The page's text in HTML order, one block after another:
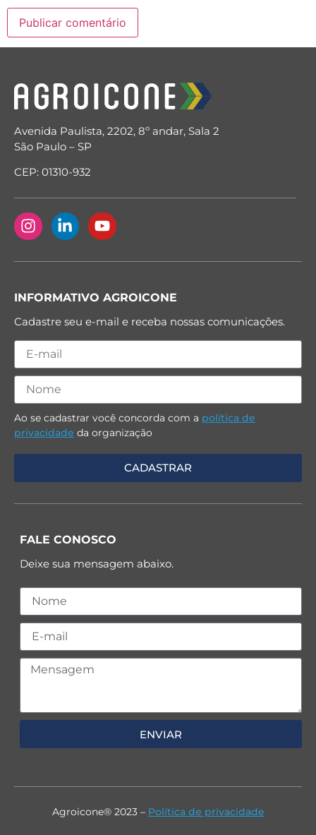
Avenida Paulista, 2202, 8º andar, Sala 2
São Paulo – SP
CEP: 01310-932
INFORMATIVO AGROICONE
Cadastre seu e-mail e receba nossas comunicações.
Ao se cadastrar você concorda com a política de
privacidade da organização
FALE CONOSCO
Deixe sua mensagem abaixo.
ENVIAR
Agroicone® 2023 – Política de privacidade